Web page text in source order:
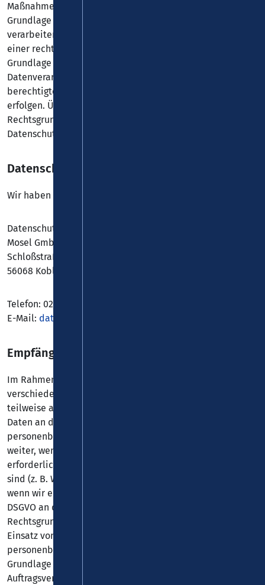
Maßnahmen erforderlich, verarbeiten wir Ihre Daten auf
Grundlage des Art. 6 Abs. 1 lit. b DSGVO. Des Weiteren
verarbeiten wir Ihre Daten, sofern diese zur Erfüllung
einer rechtlichen Verpflichtung erforderlich sind auf
Grundlage von Art. 6 Abs. 1 lit. c DSGVO. Die
Datenverarbeitung kann ferner auf Grundlage unseres
berechtigten Interesses nach Art. 6 Abs. 1 lit. f DSGVO
erfolgen. Über die jeweils im Einzelfall einschlägigen
Rechtsgrundlagen wird in den folgenden Absätzen dieser
Datenschutzerklärung informiert.
Datenschutz­beauftragter
Wir haben einen Datenschutzbeauftragten benannt.
Datenschutzbeauftragter für Verkehrsverbund Rhein-
Mosel GmbH
Schloßstraße 18 - 20
56068 Koblenz
Telefon: 0261 / 30355 - 0
E-Mail: datenschutz(at)vrminfo.de
Empfänger von personenbezogenen Daten
Im Rahmen unserer Geschäftstätigkeit arbeiten wir mit
verschiedenen externen Stellen zusammen. Dabei ist
teilweise auch eine Übermittlung von personenbezogenen
Daten an diese externen Stellen erforderlich. Wir geben
personenbezogene Daten nur dann an externe Stellen
weiter, wenn dies im Rahmen einer Vertragserfüllung
erforderlich ist, wenn wir gesetzlich hierzu verpflichtet
sind (z. B. Weitergabe von Daten an Steuerbehörden),
wenn wir ein berechtigtes Interesse nach Art. 6 Abs. 1 lit. f
DSGVO an der Weitergabe haben oder wenn eine sonstige
Rechtsgrundlage die Datenweitergabe erlaubt. Beim
Einsatz von Auftragsverarbeitern geben wir
personenbezogene Daten unserer Kunden nur auf
Grundlage eines gültigen Vertrags über
Auftragsverarbeitung weiter. Im Falle einer gemeinsamen